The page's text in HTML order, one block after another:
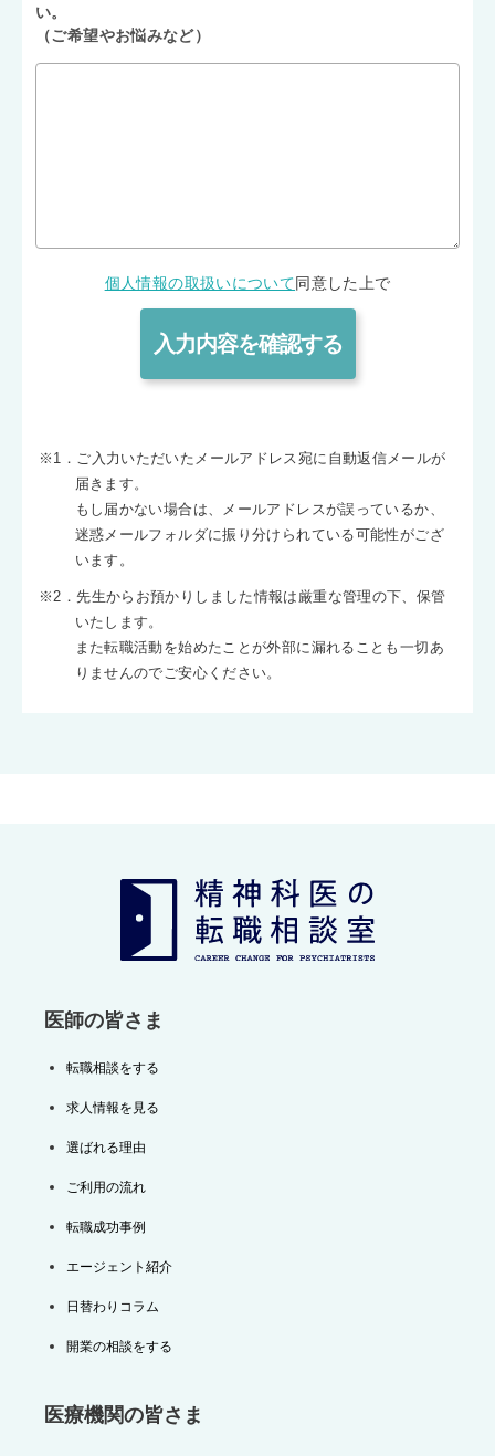
い。
（ご希望やお悩みなど）
個人情報の取扱いについて 同意した上で
※1．ご入力いただいたメールアドレス宛に自動返信メールが
届きます。
もし届かない場合は、メールアドレスが誤っているか、
迷惑メールフォルダに振り分けられている可能性がござ
います。
※2．先生からお預かりしました情報は厳重な管理の下、保管
いたします。
また転職活動を始めたことが外部に漏れることも一切あ
りませんのでご安心ください。
医師の皆さま
転職相談をする
求人情報を見る
選ばれる理由
ご利用の流れ
転職成功事例
エージェント紹介
日替わりコラム
開業の相談をする
医療機関の皆さま